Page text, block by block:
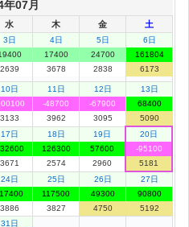
年07月
水 木 金 土
3日
2639
4日
17400
3678
5日
24700
2838
6日
161804
6173
10日
3133
11日
-48700
3962
12日
-67900
3095
13日
68400
5090
17日
3671
18日
126300
2574
19日
57600
2960
20日
-95100
5181
24日
3886
25日
117500
3827
26日
49300
4750
27日
90800
5192
31日